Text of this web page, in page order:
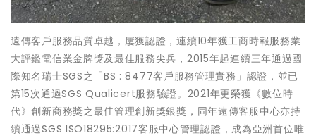
遠傳客戶服務品質卓越，屢獲認證，連續10年獲工商時報服務業
大評鑑電信業金牌獎及最佳服務尖兵，2015年起連續三年通過國
際知名瑞士SGS之「BS : 8477客戶服務管理實務」認證，並已
第15次通過SGS Qualicert服務驗證。2021年更榮獲《數位時
代》創新商務獎之最佳管理創新獎銀獎，同年遠傳客服中心亦持
續通過SGS ISO18295:2017客服中心管理認證，成為亞洲首位唯